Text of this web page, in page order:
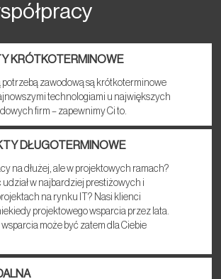
KRÓTKOTERMINOWE
potrzebą zawodową są krótkoterminowe
technologiami u największych
firm – zapewnimy Ci to.
DŁUGOTERMINOWE
na dłużej, ale w projektowych ramach?
udział w najbardziej prestiżowych i
na rynku IT? Nasi klienci
projektowego wsparcia przez lata.
wsparcia może być zatem dla Ciebie